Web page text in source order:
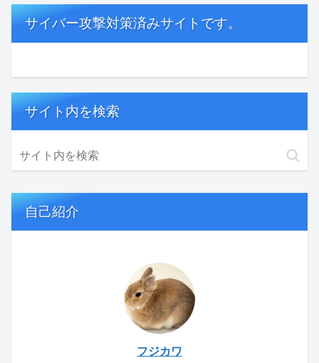
サイバー攻撃対策済みサイトです。
サイト内を検索
自己紹介
フジカワ